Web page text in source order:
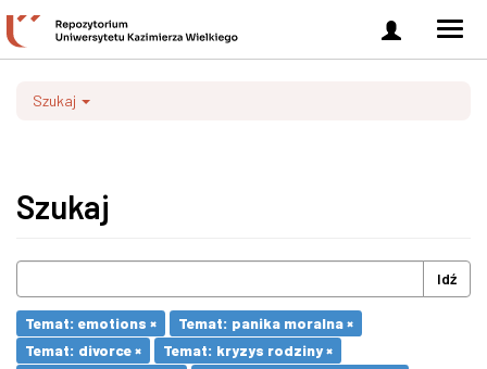
Zaloguj
się
Szukaj
Szukaj
Idź
Temat: emotions ×
Temat: panika moralna ×
Temat: divorce ×
Temat: kryzys rodziny ×